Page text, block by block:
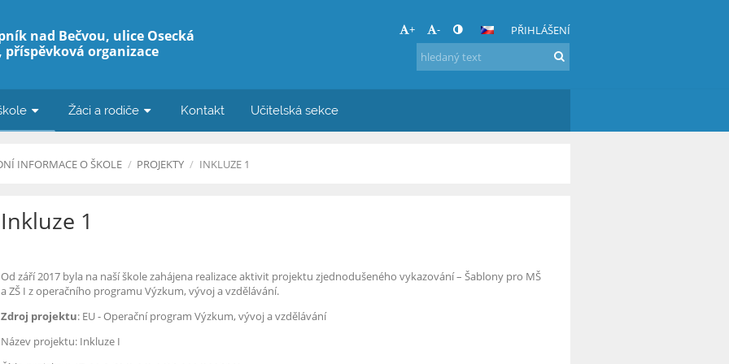
nad Bečvou, ulice Osecká
příspěvková organizace
+ - PŘIHLÁŠENÍ
Žáci a rodiče Kontakt Učitelská sekce
INFORMACE O ŠKOLE / PROJEKTY / INKLUZE 1
Inkluze 1
Od září 2017 byla na naší škole zahájena realizace aktivit projektu zjednodušeného vykazování – Šablony pro MŠ
a ZŠ I z operačního programu Výzkum, vývoj a vzdělávání.
Zdroj projektu: EU - Operační program Výzkum, vývoj a vzdělávání
Název projektu: Inkluze I